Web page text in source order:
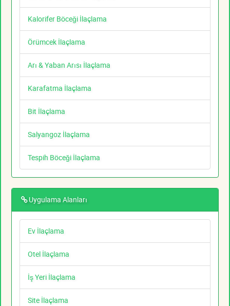
Kalorifer Böceği İlaçlama
Örümcek İlaçlama
Arı & Yaban Arısı İlaçlama
Karafatma İlaçlama
Bit İlaçlama
Salyangoz İlaçlama
Tespih Böceği İlaçlama
Uygulama Alanları
Ev İlaçlama
Otel İlaçlama
İş Yeri İlaçlama
Site İlaçlama